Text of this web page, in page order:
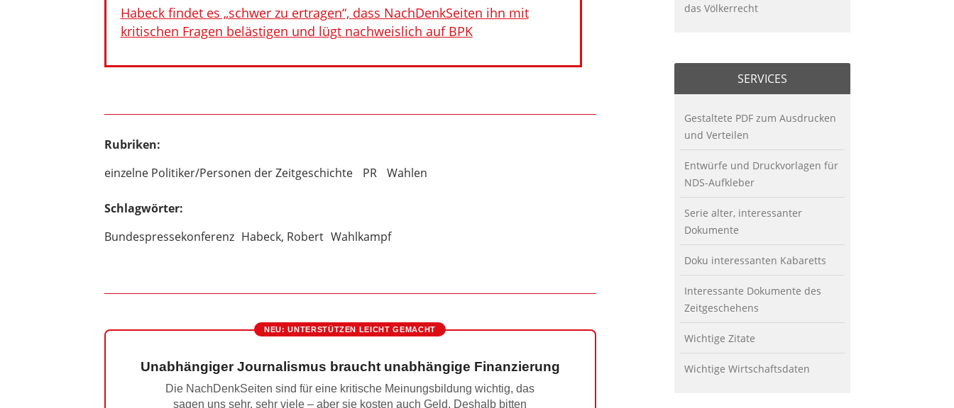
Habeck findet es „schwer zu ertragen“, dass NachDenkSeiten ihn mit
kritischen Fragen belästigen und lügt nachweislich auf BPK
Rubriken:
einzelne Politiker/Personen der Zeitgeschichte
PR Wahlen
Schlagwörter:
Bundespressekonferenz Habeck, Robert Wahlkampf
NEU: UNTERSTÜTZEN LEICHT GEMACHT
Unabhängiger Journalismus braucht unabhängige Finanzierung
Die NachDenkSeiten sind für eine kritische Meinungsbildung wichtig, das
sagen uns sehr, sehr viele – aber sie kosten auch Geld. Deshalb bitten
das Völkerrecht
SERVICES
Gestaltete PDF zum Ausdrucken
und Verteilen
Entwürfe und Druckvorlagen für
NDS-Aufkleber
Serie alter, interessanter
Dokumente
Doku interessanten Kabaretts
Interessante Dokumente des
Zeitgeschehens
Wichtige Zitate
Wichtige Wirtschaftsdaten